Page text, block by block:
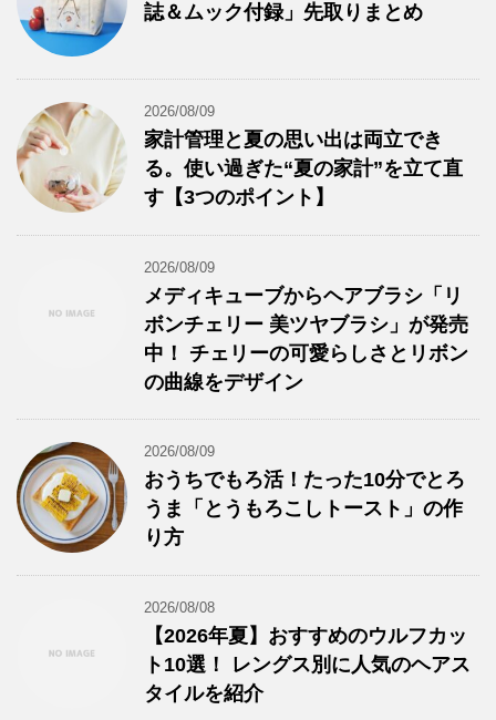
誌＆ムック付録」先取りまとめ
2026/08/09
家計管理と夏の思い出は両立でき
る。使い過ぎた“夏の家計”を立て直
す【3つのポイント】
2026/08/09
メディキューブからヘアブラシ「リ
ボンチェリー 美ツヤブラシ」が発売
中！ チェリーの可愛らしさとリボン
の曲線をデザイン
2026/08/09
おうちでもろ活！たった10分でとろ
うま「とうもろこしトースト」の作
り方
2026/08/08
【2026年夏】おすすめのウルフカッ
ト10選！ レングス別に人気のヘアス
タイルを紹介